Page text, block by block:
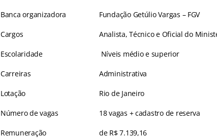
Banca organizadora Fundação Getúlio Vargas – FGV
Cargos Analista, Técnico e Oficial do
Escolaridade Níveis médio e superior
Carreiras Administrativa
Lotação Rio de Janeiro
Número de vagas 18 vagas + cadastro de reserva
Remuneração de R$ 7.139,16